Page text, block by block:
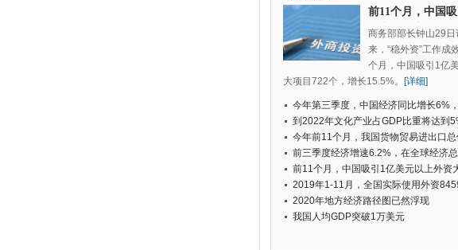
前11个月，中国
以上外资大项目
15.5%
商务部部长钟山29日
来，“稳外资”工作成
个月，中国吸引1亿
大项目722个，增长15.5%。 [详细]
今年第三季度，中国经济同比增长6%
国有季度数据以来的新低
到2022年文化产业占GDP比重将达到
经济支柱产业
今年前11个月，我国货物贸易进出口
元人民币，比去年同期增长2.4%
前三季度经济增速6.2%，在全球经济
以上的经济体中增速最快
前11个月，中国吸引1亿美元以上外资
个，增长15.5%
2019年1-11月，全国实际使用外资
币，同比增长6.0%
2020年地方经济路径图已然浮现
我国人均GDP突破1万美元